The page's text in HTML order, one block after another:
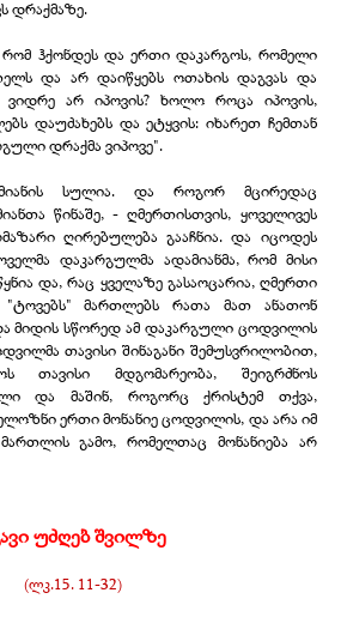
დრაქმაზე.
რომ ჰქონდეს და ერთი დაკარგოს, რომელი
და არ დაიწყებს ოთახის დაგვას და
ვიდრე არ იპოვის? ხოლო როცა იპოვის,
დაუძახებს და ეტყვის: იხარეთ ჩემთან
დრაქმა ვიპოვე".
სულია. და როგორ მცირედაც
წინაშე, - ღმერთისთვის, ყოველივეს
ღირებულება გააჩნია. და იცოდეს
დაკარგულმა ადამიანმა, რომ მისი
და, რაც ყველაზე გასაოცარია, ღმერთი
მართლებს რათა მათ ანათონ
მიდის სწორედ ამ დაკარგული ცოდვილის
თავისი შინაგანი შემუსვრილობით,
თავისი მდგომარეობა, შეიგრძნოს
და მაშინ, როგორც ქრისტემ თქვა,
ერთი მონანიე ცოდვილის, და არა იმ
გამო, რომელთაც მონანიება არ
უძღებ შვილზე
(ლკ.15. 11-32)